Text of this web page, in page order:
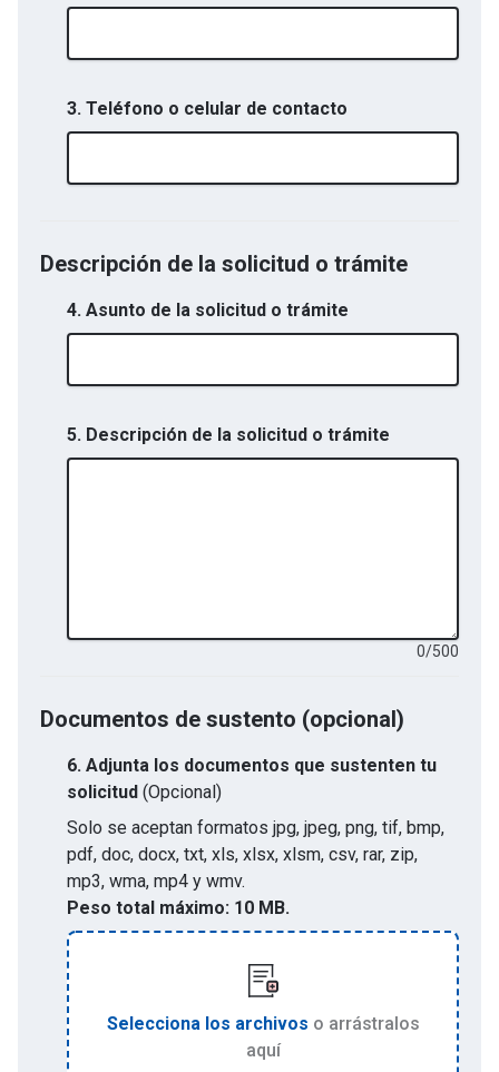
3. Teléfono o celular de contacto
Descripción de la solicitud o trámite
4. Asunto de la solicitud o trámite
5. Descripción de la solicitud o trámite
0/500
Documentos de sustento (opcional)
6. Adjunta los documentos que sustenten tu
solicitud (Opcional)
Solo se aceptan formatos jpg, jpeg, png, tif, bmp,
pdf, doc, docx, txt, xls, xlsx, xlsm, csv, rar, zip,
mp3, wma, mp4 y wmv.
Peso total máximo: 10 MB.
Selecciona los archivos o arrástralos
aquí